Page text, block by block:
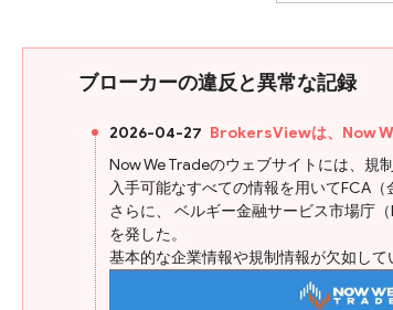
ブローカーの違反と異常な記録
2026-04-27 BrokersViewは、Now
Now We Tradeのウェブサイトには、規
入手可能なすべての情報を用いてFCA
さらに、
ベルギー金融サービス市場庁
を発した。
基本的な企業情報や規制情報が欠如し